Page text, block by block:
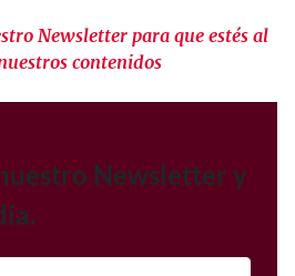
Newsletter para que estés al
contenidos
Newsletter y